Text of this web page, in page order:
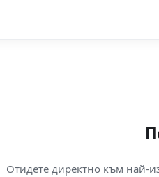
Отидете директно към най-